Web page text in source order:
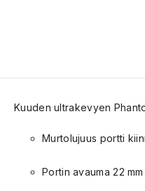
Kuuden ultrakevyen
Murtolujuus portti
Portin avauma 22 mm